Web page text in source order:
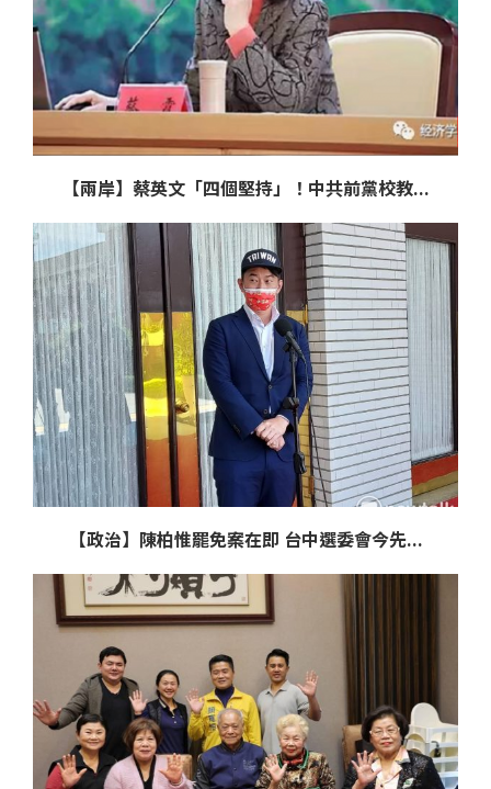
【兩岸】蔡英文「四個堅持」！中共前黨校教...
【政治】陳柏惟罷免案在即 台中選委會今先...